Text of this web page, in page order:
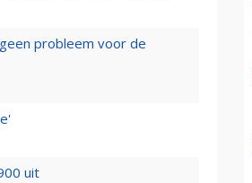
probleem voor de
uit